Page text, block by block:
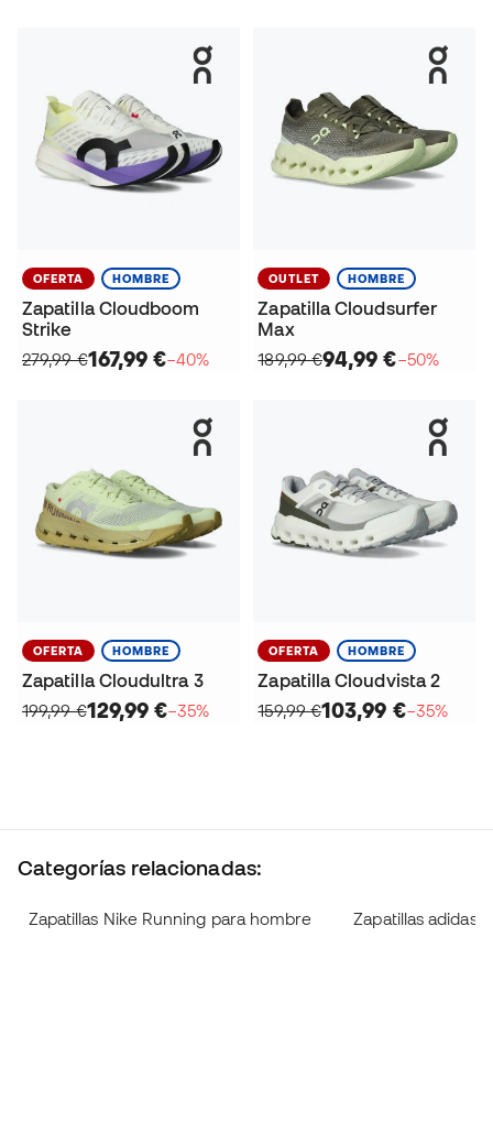
OFERTA HOMBRE
Zapatilla Cloudboom
Strike
279,99 €167,99 €−40%
OUTLET HOMBRE
Zapatilla Cloudsurfer
Max
189,99 €94,99 €−50%
OFERTA HOMBRE
Zapatilla Cloudultra 3
199,99 €129,99 €−35%
OFERTA HOMBRE
Zapatilla Cloudvista 2
159,99 €103,99 €−35%
Categorías relacionadas:
Zapatillas Nike Running para hombre Zapatillas adidas